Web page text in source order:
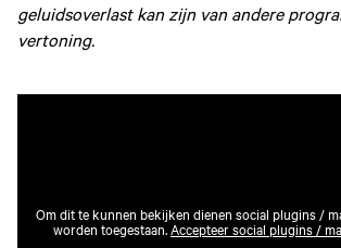
geluidsoverlast kan zijn van andere
vertoning.
Om dit te kunnen bekijken dienen social plugins /
worden toegestaan.Accepteer social plugins /